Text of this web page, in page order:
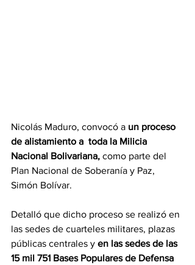
Nicolás Maduro, convocó a un proceso
de alistamiento a  toda la Milicia
Nacional Bolivariana, como parte del
Plan Nacional de Soberanía y Paz,
Simón Bolívar.
Detalló que dicho proceso se realizó en
las sedes de cuarteles militares, plazas
públicas centrales y en las sedes de las
15 mil 751 Bases Populares de Defensa